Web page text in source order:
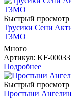
Быстрый просмотр
Трусики Сени
ТЗМО
Много
Артикул: KF-
Подробнее
Быстрый просмотр
Простыни